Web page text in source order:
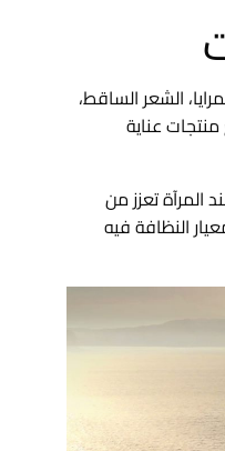
الشعر الساقط،
عناية
المرآة تعزز من
النظافة فيه